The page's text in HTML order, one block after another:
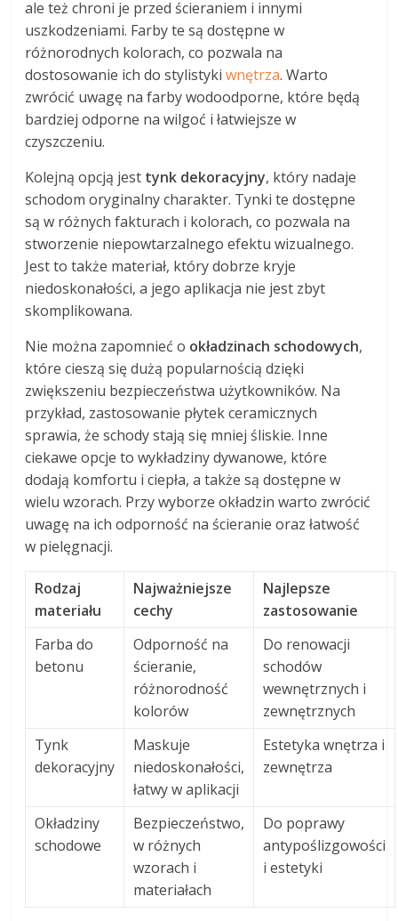
ale też chroni je przed ścieraniem i innymi
uszkodzeniami. Farby te są dostępne w
różnorodnych kolorach, co pozwala na
dostosowanie ich do stylistykiwnętrza. Warto
zwrócić uwagę na farby wodoodporne, które będą
bardziej odporne na wilgoć i łatwiejsze w
czyszczeniu.
Kolejną opcją jest tynk dekoracyjny, który nadaje
schodom oryginalny charakter. Tynki te dostępne
są w różnych fakturach i kolorach, co pozwala na
stworzenie niepowtarzalnego efektu wizualnego.
Jest to także materiał, który dobrze kryje
niedoskonałości, a jego aplikacja nie jest zbyt
skomplikowana.
Nie można zapomnieć o okładzinach schodowych,
które cieszą się dużą popularnością dzięki
zwiększeniu bezpieczeństwa użytkowników. Na
przykład, zastosowanie płytek ceramicznych
sprawia, że schody stają się mniej śliskie. Inne
ciekawe opcje to wykładziny dywanowe, które
dodają komfortu i ciepła, a także są dostępne w
wielu wzorach. Przy wyborze okładzin warto zwrócić
uwagę na ich odporność na ścieranie oraz łatwość
w pielęgnacji.
Rodzaj
materiału
Najważniejsze
cechy
Najlepsze
zastosowanie
Farba do
betonu
Odporność na
ścieranie,
różnorodność
kolorów
Do renowacji
schodów
wewnętrznych i
zewnętrznych
Tynk
dekoracyjny
Maskuje
niedoskonałości,
łatwy w aplikacji
Estetyka wnętrza i
zewnętrza
Okładziny
schodowe
Bezpieczeństwo,
w różnych
wzorach i
materiałach
Do poprawy
antypoślizgowości
i estetyki